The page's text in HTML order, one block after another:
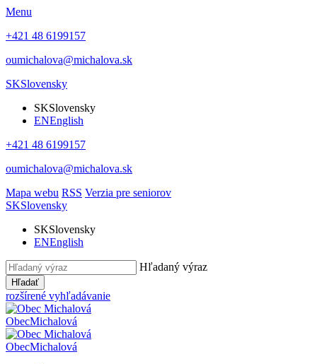
Menu
+421 48 6199157
oumichalova@michalova.sk
SKSlovensky
SKSlovensky
ENEnglish
+421 48 6199157
oumichalova@michalova.sk
Mapa webu RSS Verzia pre seniorov
SKSlovensky
SKSlovensky
ENEnglish
Hľadaný výraz
Hľadať
rozšírené vyhľadávanie
ObecMichalová
ObecMichalová